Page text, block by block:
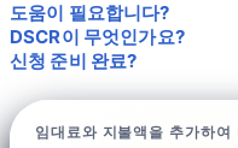
도움이 필요합니다?
DSCR이 무엇인가요?
신청 준비 완료?
임대료와 지불액을 추가하